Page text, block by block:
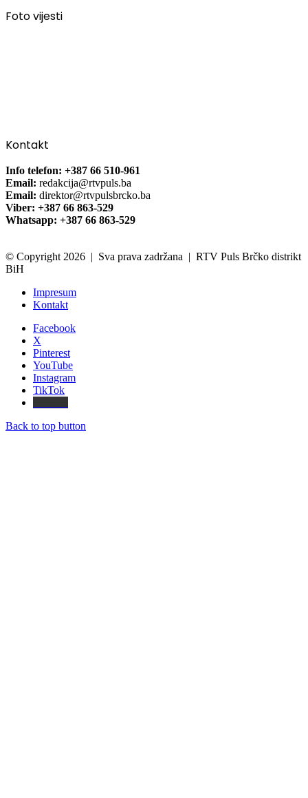
Foto vijesti
Kontakt
Info telefon: +387 66 510-961
Email: redakcija@rtvpuls.ba
Email: direktor@rtvpulsbrcko.ba
Viber: +387 66 863-529
Whatsapp: +387 66 863-529
© Copyright 2026 | Sva prava zadržana | RTV Puls Brčko distrikt
BiH
Impresum
Kontakt
Facebook
X
Pinterest
YouTube
Instagram
TikTok
Back to top button